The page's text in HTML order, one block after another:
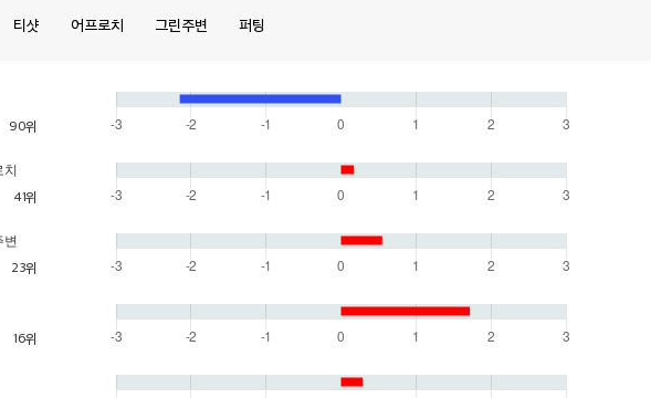
티샷 어프로치 그린주변 퍼팅
90위
치
41위
변
23위
16위